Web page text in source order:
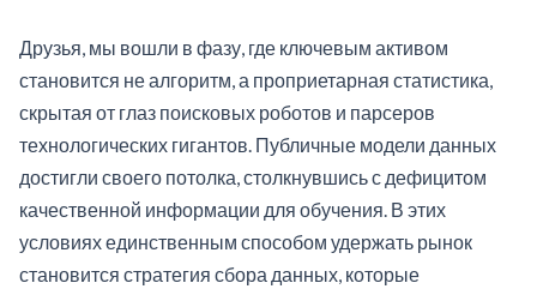
Друзья, мы вошли в фазу, где ключевым активом
становится не алгоритм, а проприетарная статистика,
скрытая от глаз поисковых роботов и парсеров
технологических гигантов. Публичные модели данных
достигли своего потолка, столкнувшись с дефицитом
качественной информации для обучения. В этих
условиях единственным способом удержать рынок
становится стратегия сбора данных, которые